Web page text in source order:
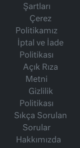
Şartları
Çerez
Politikamız
İptal ve İade
Politikası
Açık Rıza
Metni
Gizlilik
Politikası
Sıkça Sorulan
Sorular
Hakkımızda